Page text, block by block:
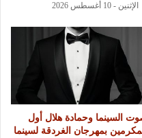
الإثنين - 10 أغسطس 2026
السينما وحمادة هلال أول
بمهرجان الغردقة لسينما